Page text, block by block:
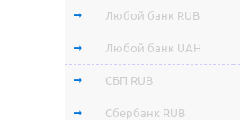
Любой банк RUB
Любой банк UAH
СБП RUB
Сбербанк RUB